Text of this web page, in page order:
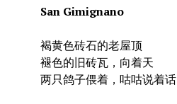
San Gimignano
褐黄色砖石的老屋顶
褪色的旧砖瓦，向着天
两只鸽子偎着，咕咕说着话